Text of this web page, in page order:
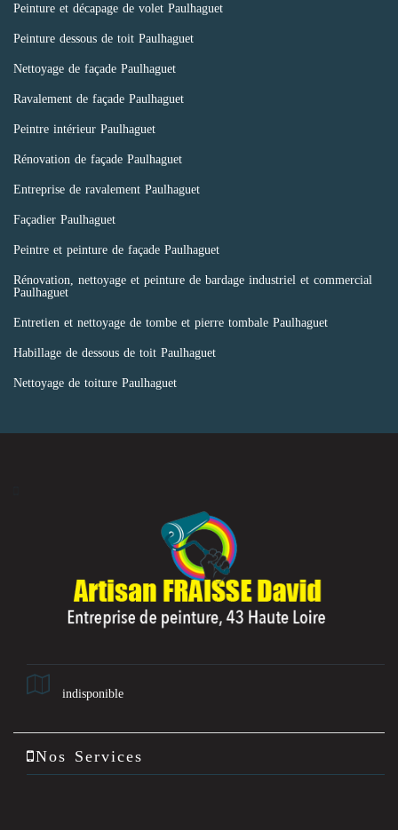
Peinture et décapage de volet Paulhaguet
Peinture dessous de toit Paulhaguet
Nettoyage de façade Paulhaguet
Ravalement de façade Paulhaguet
Peintre intérieur Paulhaguet
Rénovation de façade Paulhaguet
Entreprise de ravalement Paulhaguet
Façadier Paulhaguet
Peintre et peinture de façade Paulhaguet
Rénovation, nettoyage et peinture de bardage industriel et commercial
Paulhaguet
Entretien et nettoyage de tombe et pierre tombale Paulhaguet
Habillage de dessous de toit Paulhaguet
Nettoyage de toiture Paulhaguet
indisponible
Nos Services